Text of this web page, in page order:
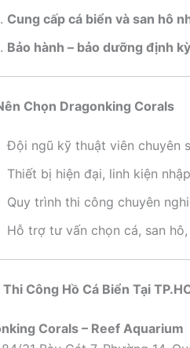
Cung cấp cá biển và san hô
Bảo hành – bảo dưỡng định kỳ
Chọn Dragonking Corals
Đội ngũ kỹ thuật viên chuyên
Thiết bị hiện đại, linh kiện
Quy trình thi công chuyên
Hỗ trợ tư vấn chọn cá, san
Công Hồ Cá Biển Tại
Corals – Reef Aquarium